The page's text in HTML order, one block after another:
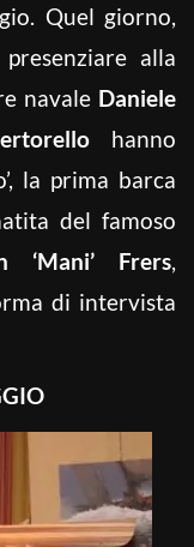
Quel giorno,
alla
navale Daniele
hanno
la prima barca
del famoso
‘Mani’ Frers,
di intervista